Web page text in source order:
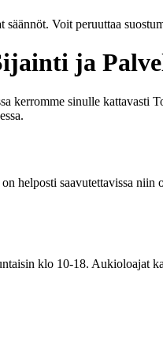
Voit peruuttaa
ja
kerromme sinulle
helposti saavutettavissa
klo 10-18. Aukioloajat